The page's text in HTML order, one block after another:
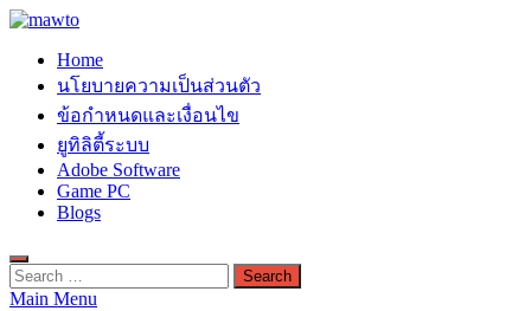
Skip
content
MAWTO
ดาวน์โหลดโปรแกรมฟรี ตัวเต็มถาวร ใหม่ 2023 ไม่ครอบลิงค์
Home
นโยบายความเป็นส่วนตัว
ข้อกำหนดและเงื่อนไข
ยูทิลิตี้ระบบ
Adobe Software
Game PC
Blogs
Search
for:
Main Menu